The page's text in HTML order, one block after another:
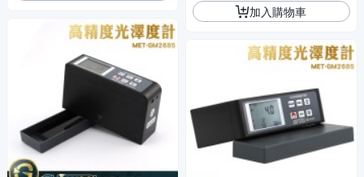
加入購物車